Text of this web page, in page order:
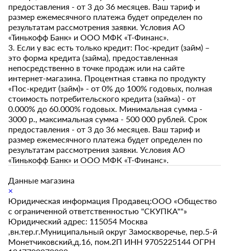
предоставления - от 3 до 36 месяцев. Ваш тариф и
размер ежемесячного платежа будет определен по
результатам рассмотрения заявки. Условия АО
«Тинькофф Банк» и ООО МФК «Т-Финанс».
3. Если у вас есть только кредит: Пос-кредит (займ) –
это форма кредита (займа), предоставленная
непосредственно в точке продаж или на сайте
интернет-магазина. Процентная ставка по продукту
«Пос-кредит (займ)» - от 0% до 100% годовых, полная
стоимость потребительского кредита (займа) - от
0.000% до 60.000% годовых. Минимальная сумма -
3000 р., максимальная сумма - 500 000 рублей. Срок
предоставления - от 3 до 36 месяцев. Ваш тариф и
размер ежемесячного платежа будет определен по
результатам рассмотрения заявки. Условия АО
«Тинькофф Банк» и ООО МФК «Т-Финанс».
Данные магазина
×
Юридическая информация Продавец:ООО «Общество
с ограниченной ответственностью "СКУПКА""»
Юридический адрес: 115054 Москва
,вн.тер.г.Муниципальный округ Замоскворечье, пер.5-й
Монетчиковский,д.16, пом.2П ИНН 9705225144 ОГРН